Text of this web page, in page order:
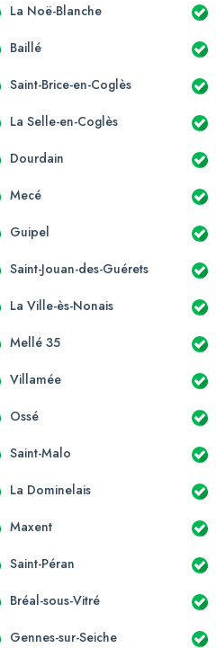
La Noë-Blanche
Baillé
Saint-Brice-en-Coglès
La Selle-en-Coglès
Dourdain
Mecé
Guipel
Saint-Jouan-des-Guérets
La Ville-ès-Nonais
Mellé 35
Villamée
Ossé
Saint-Malo
La Dominelais
Maxent
Saint-Péran
Bréal-sous-Vitré
Gennes-sur-Seiche